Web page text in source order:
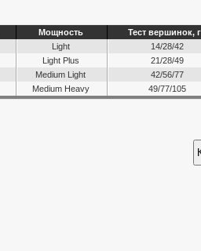
Мощность
Тест вершинок,
Light
14/28/42
Light Plus
21/28/49
Medium Light
42/56/77
Medium Heavy 49/77/105